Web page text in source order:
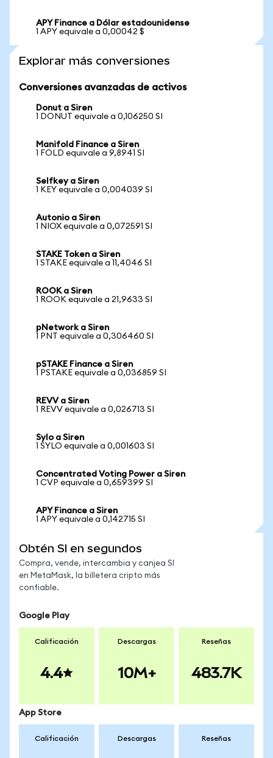
APY Finance a Dólar estadounidense
1 APY equivale a 0,00042 $
Explorar más conversiones
Conversiones avanzadas de activos
Donut a Siren
1 DONUT equivale a 0,106250 SI
Manifold Finance a Siren
1 FOLD equivale a 9,8941 SI
Selfkey a Siren
1 KEY equivale a 0,004039 SI
Autonio a Siren
1 NIOX equivale a 0,072591 SI
STAKE Token a Siren
1 STAKE equivale a 11,4046 SI
ROOK a Siren
1 ROOK equivale a 21,9633 SI
pNetwork a Siren
1 PNT equivale a 0,306460 SI
pSTAKE Finance a Siren
1 PSTAKE equivale a 0,036859 SI
REVV a Siren
1 REVV equivale a 0,026713 SI
Sylo a Siren
1 SYLO equivale a 0,001603 SI
Concentrated Voting Power a Siren
1 CVP equivale a 0,659399 SI
APY Finance a Siren
1 APY equivale a 0,142715 SI
Obtén SI en segundos
Compra, vende, intercambia y canjea SI
en MetaMask, la billetera cripto más
confiable.
Google Play
Calificación
4.4
Descargas
10M+
Reseñas
483.7K
App Store
Calificación Descargas Reseñas